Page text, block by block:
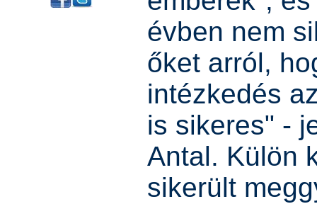
évben nem
őket arról,
intézkedés
is sikeres" -
Antal. Külön
sikerült